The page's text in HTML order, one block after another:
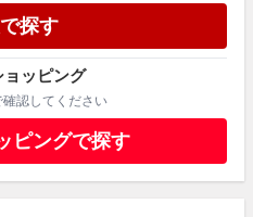
探す
ッピング
認してください
ピングで探す